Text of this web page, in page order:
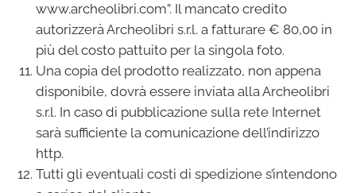
www.archeolibri.com”. Il mancato credito
autorizzerà Archeolibri s.r.l. a fatturare € 80,00 in
più del costo pattuito per la singola foto.
Una copia del prodotto realizzato, non appena
disponibile, dovrà essere inviata alla Archeolibri
s.r.l. In caso di pubblicazione sulla rete Internet
sarà sufficiente la comunicazione dell’indirizzo
http.
Tutti gli eventuali costi di spedizione s’intendono